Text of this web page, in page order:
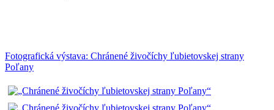
Fotografická výstava: Chránené živočíchy ľubietovskej strany
Poľany